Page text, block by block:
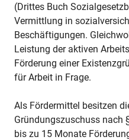
(Drittes Buch
Vermittlung in
Beschäftigungen.
Leistung der aktiven
Förderung einer
für Arbeit in Frage.
Als Fördermittel besitzen
Gründungszuschuss nach
bis zu 15 Monate